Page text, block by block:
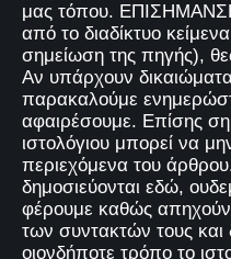
μας τόπου.
από το διαδίκτυο
σημείωση της πηγής),
Αν υπάρχουν
παρακαλούμε
αφαιρέσουμε. Επίσης
ιστολόγιου μπορεί να
περιεχόμενα του
δημοσιεύονται εδώ,
φέρουμε καθώς απηχούν
των συντακτών τους και
οιονδήποτε τρόπο το